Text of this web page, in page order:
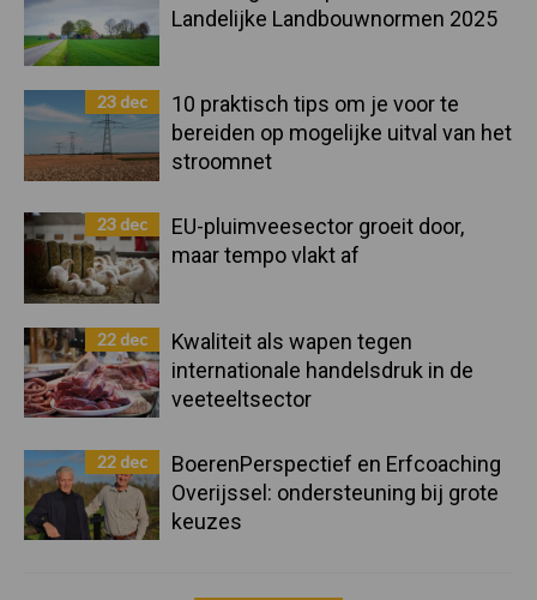
Landelijke Landbouwnormen 2025
23 dec
10 praktisch tips om je voor te
bereiden op mogelijke uitval van het
stroomnet
23 dec
EU-pluimveesector groeit door,
maar tempo vlakt af
22 dec
Kwaliteit als wapen tegen
internationale handelsdruk in de
veeteeltsector
22 dec
BoerenPerspectief en Erfcoaching
Overijssel: ondersteuning bij grote
keuzes